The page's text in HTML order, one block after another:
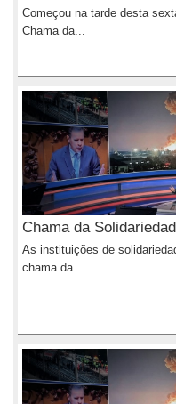
Começou na tarde desta
Chama da...
Chama da
As instituições de
chama da...